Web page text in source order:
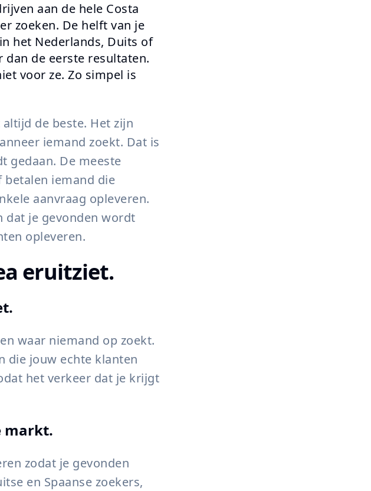
aan de hele Costa
zoeken. De helft van je
het Nederlands, Duits of
de eerste resultaten.
voor ze. Zo simpel is
de beste. Het zijn
iemand zoekt. Dat is
gedaan. De meeste
betalen iemand die
aanvraag opleveren.
dat je gevonden wordt
opleveren.
eruitziet.
waar niemand op zoekt.
die jouw echte klanten
het verkeer dat je krijgt
markt.
zodat je gevonden
en Spaanse zoekers,